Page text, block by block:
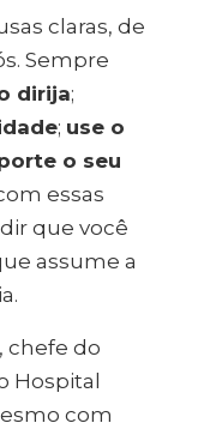
claras, de
Sempre
dirija;
; use o
o seu
essas
que você
assume a
chefe do
Hospital
com